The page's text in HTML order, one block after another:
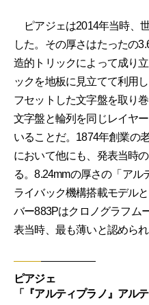
ピアジェは2014年当時、
した。その厚さはたったの
造的トリックによって成り
ックを地板に見立てて利用
フセットした文字盤を取り
文字盤と輪列を同じレイヤ
いることだ。1874年創業の
において他にも、発表当時
る。8.24mmの厚さの「ア
ライバック機構搭載モデル
バー883Pはクロノグラフム
表当時、最も薄いと認められ
ピアジェ
「『アルティプラノ』アル